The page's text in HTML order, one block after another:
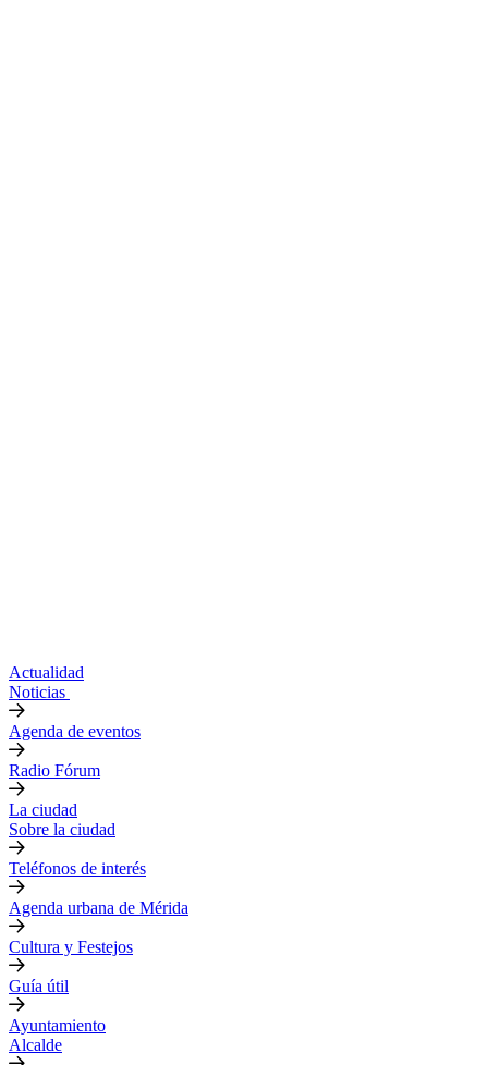
Actualidad
Noticias
Agenda de eventos
Radio Fórum
La ciudad
Sobre la ciudad
Teléfonos de interés
Agenda urbana de Mérida
Cultura y Festejos
Guía útil
Ayuntamiento
Alcalde